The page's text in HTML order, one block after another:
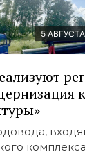
5